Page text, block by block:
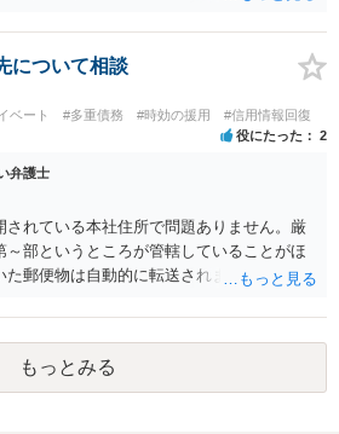
について相談
ベート #多重債務 #時効の援用 #信用情報回復
役にたった 2
弁護士
されている本社住所で問題ありません。厳
～部というところが管轄していることがほ
た郵便物は自動的に転送されます。 内容証
用情報において三井住友カード株式会社が
ればそこへ送るのが正解だとは思います
って取得した債権は完全子会社であるSMB
ス株式会社が保有・管理していることが通
もっとみる